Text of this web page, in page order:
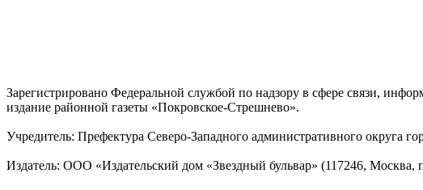
Зарегистрировано Федеральной службой по надзору в сфере связи,
издание районной газеты «Покровское-Стрешнево».
Учредитель: Префектура Северо-Западного административного округа
Издатель: ООО «Издательский дом «Звездный бульвар» (117246,